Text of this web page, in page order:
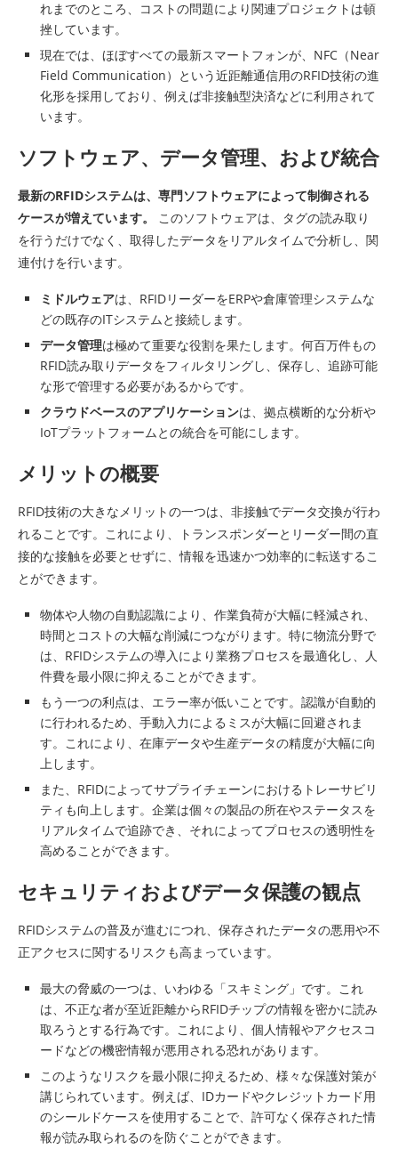
れまでのところ、コストの問題により関連プロジェクトは頓
挫しています。
現在では、ほぼすべての最新スマートフォンが、NFC（Near
Field Communication）という近距離通信用のRFID技術の進
化形を採用しており、例えば非接触型決済などに利用されて
います。
ソフトウェア、データ管理、および統合
最新のRFIDシステムは、専門ソフトウェアによって制御される
ケースが増えています。
このソフトウェアは、タグの読み取り
を行うだけでなく、取得したデータをリアルタイムで分析し、関
連付けを行います。
ミドルウェアは、RFIDリーダーをERPや倉庫管理システムな
どの既存のITシステムと接続します。
データ管理は極めて重要な役割を果たします。何百万件もの
RFID読み取りデータをフィルタリングし、保存し、追跡可能
な形で管理する必要があるからです。
クラウドベースのアプリケーションは、拠点横断的な分析や
IoTプラットフォームとの統合を可能にします。
メリットの概要
RFID技術の大きなメリットの一つは、非接触でデータ交換が行わ
れることです。これにより、トランスポンダーとリーダー間の直
接的な接触を必要とせずに、情報を迅速かつ効率的に転送するこ
とができます。
物体や人物の自動認識により、作業負荷が大幅に軽減され、
時間とコストの大幅な削減につながります。特に物流分野で
は、RFIDシステムの導入により業務プロセスを最適化し、人
件費を最小限に抑えることができます。
もう一つの利点は、エラー率が低いことです。認識が自動的
に行われるため、手動入力によるミスが大幅に回避されま
す。これにより、在庫データや生産データの精度が大幅に向
上します。
また、RFIDによってサプライチェーンにおけるトレーサビリ
ティも向上します。企業は個々の製品の所在やステータスを
リアルタイムで追跡でき、それによってプロセスの透明性を
高めることができます。
セキュリティおよびデータ保護の観点
RFIDシステムの普及が進むにつれ、保存されたデータの悪用や不
正アクセスに関するリスクも高まっています。
最大の脅威の一つは、いわゆる「スキミング」です。これ
は、不正な者が至近距離からRFIDチップの情報を密かに読み
取ろうとする行為です。これにより、個人情報やアクセスコ
ードなどの機密情報が悪用される恐れがあります。
このようなリスクを最小限に抑えるため、様々な保護対策が
講じられています。例えば、IDカードやクレジットカード用
のシールドケースを使用することで、許可なく保存された情
報が読み取られるのを防ぐことができます。